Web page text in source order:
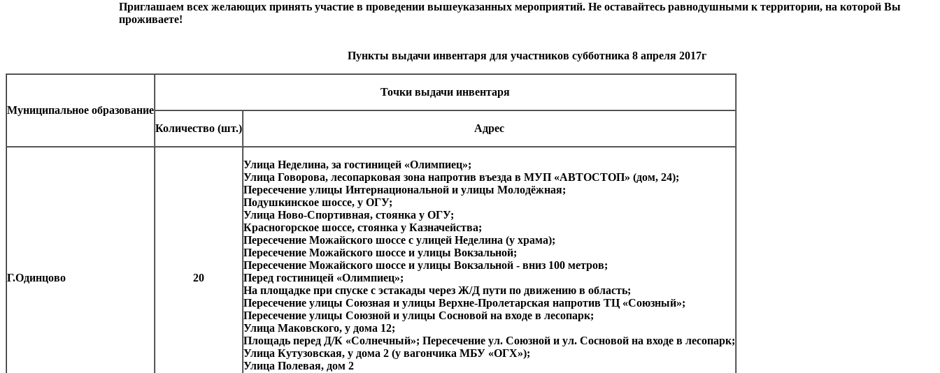
Приглашаем всех желающих принять участие в проведении вышеуказанных мероприятий. Не оставайтесь равнодушными к территории, на которой Вы
проживаете!
Пункты выдачи инвентаря для участников субботника 8 апреля 2017г
Муниципальное образование
Точки выдачи инвентаря
Количество (шт.) Адрес
Г.Одинцово 20
Улица Неделина, за гостиницей «Олимпиец»;
Улица Говорова, лесопарковая зона напротив въезда в МУП «АВТОСТОП» (дом, 24);
Пересечение улицы Интернациональной и улицы Молодёжная;
Подушкинское шоссе, у ОГУ;
Улица Ново-Спортивная, стоянка у ОГУ;
Красногорское шоссе, стоянка у Казначейства;
Пересечение Можайского шоссе с улицей Неделина (у храма);
Пересечение Можайского шоссе и улицы Вокзальной;
Пересечение Можайского шоссе и улицы Вокзальной - вниз 100 метров;
Перед гостиницей «Олимпиец»;
На площадке при спуске с эстакады через Ж/Д пути по движению в область;
Пересечение улицы Союзная и улицы Верхне-Пролетарская напротив ТЦ «Союзный»;
Пересечение улицы Союзной и улицы Сосновой на входе в лесопарк;
Улица Маковского, у дома 12;
Площадь перед Д/К «Солнечный»; Пересечение ул. Союзной и ул. Сосновой на входе в лесопарк;
Улица Кутузовская, у дома 2 (у вагончика МБУ «ОГХ»);
Улица Полевая, дом 2